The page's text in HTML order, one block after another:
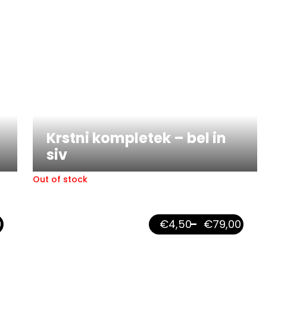
Krstni kompletek – bel in
siv
Out of stock
€4,50– €79,00